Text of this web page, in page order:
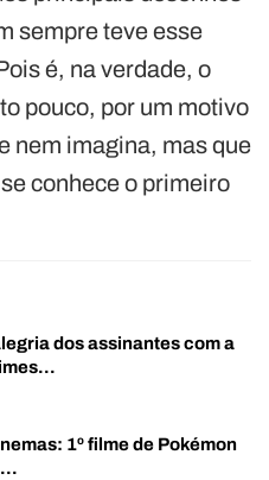
sempre teve esse
é, na verdade, o
pouco, por um motivo
nem imagina, mas que
conhece o primeiro
dos assinantes com a
1º filme de Pokémon